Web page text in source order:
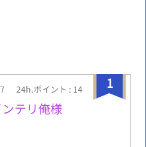
1
24h.ポイント : 14
テリ俺様